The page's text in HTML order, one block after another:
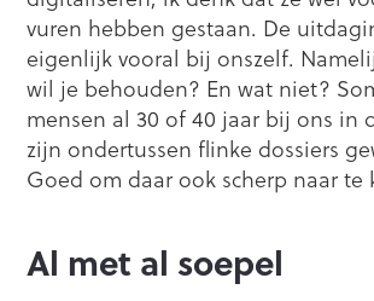
vuren hebben gestaan. De
eigenlijk vooral bij onszelf.
wil je behouden? En wat niet?
mensen al 30 of 40 jaar bij ons in
zijn ondertussen flinke dossiers
Goed om daar ook scherp naar te
Al met al soepel